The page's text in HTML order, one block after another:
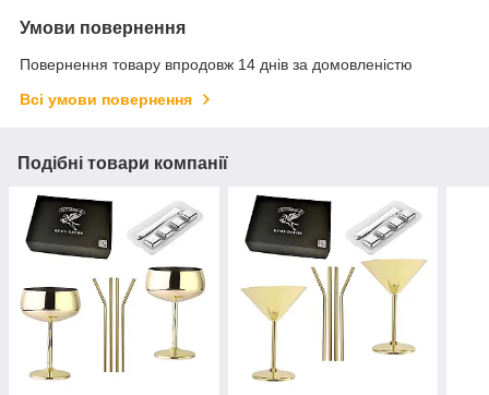
Умови повернення
Повернення товару впродовж 14 днів за домовленістю
Всі умови повернення
Подібні товари компанії